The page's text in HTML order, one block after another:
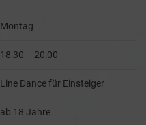
Montag
18:30 – 20:00
Line Dance für Einsteiger
ab 18 Jahre